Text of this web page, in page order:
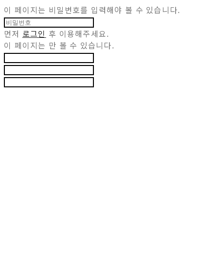
이 페이지는 비밀번호를 입력해야 볼 수 있습니다.
먼저 로그인 후 이용해주세요.
이 페이지는 만 볼 수 있습니다.